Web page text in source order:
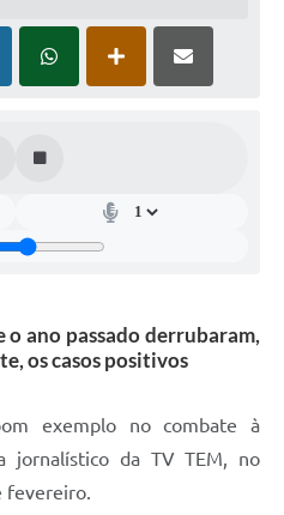
Diretrizes Orçamentárias -
o ano passado derrubaram,
os casos positivos
exemplo no combate à
jornalístico da TV TEM, no
fevereiro.